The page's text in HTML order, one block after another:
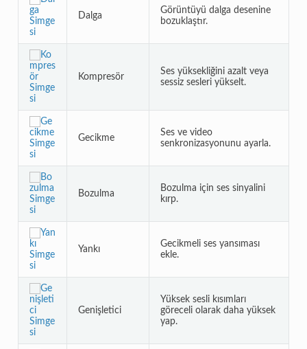
Dalga
Görüntüyü dalga desenine
bozuklaştır.
Kompresör
Ses yüksekliğini azalt veya
sessiz sesleri yükselt.
Gecikme
Ses ve video
senkronizasyonunu ayarla.
Bozulma
Bozulma için ses sinyalini
kırp.
Yankı
Gecikmeli ses yansıması
ekle.
Genişletici
Yüksek sesli kısımları
göreceli olarak daha yüksek
yap.